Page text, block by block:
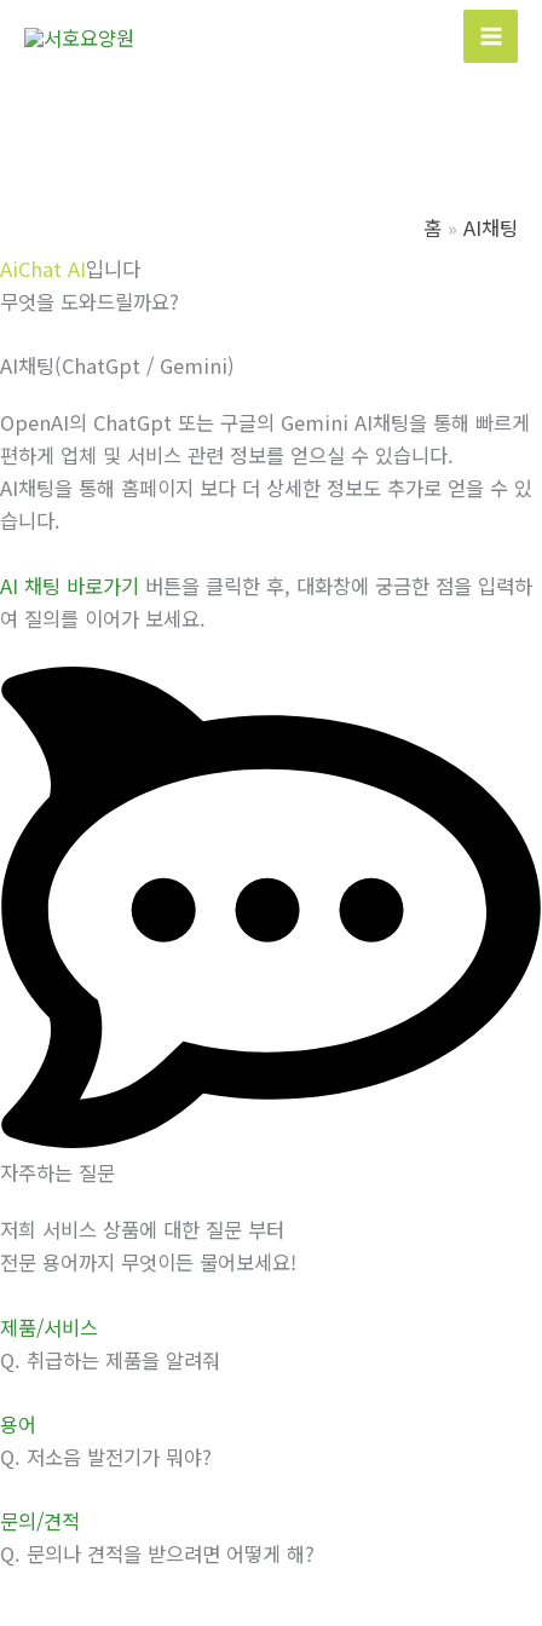
Main
홈
AI채팅
AiChat AI입니다
무엇을 도와드릴까요?
AI채팅(ChatGpt / Gemini)
OpenAI의 ChatGpt 또는 구글의 Gemini AI채팅을 통해 빠르게
편하게 업체 및 서비스 관련 정보를 얻으실 수 있습니다.
AI채팅을 통해 홈페이지 보다 더 상세한 정보도 추가로 얻을 수 있
습니다.
AI 채팅 바로가기 버튼을 클릭한 후, 대화창에 궁금한 점을 입력하
여 질의를 이어가 보세요.
자주하는 질문
저희 서비스 상품에 대한 질문 부터
전문 용어까지 무엇이든 물어보세요!
제품/서비스
Q. 취급하는 제품을 알려줘
용어
Q. 저소음 발전기가 뭐야?
문의/견적
Q. 문의나 견적을 받으려면 어떻게 해?